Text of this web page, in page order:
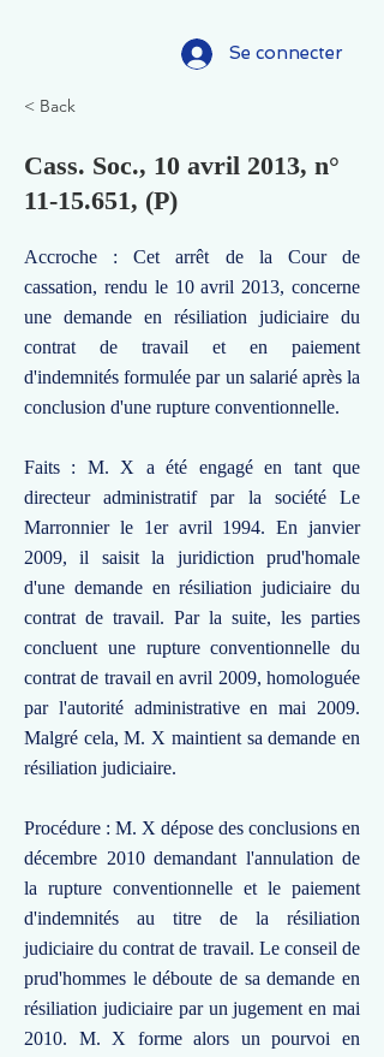
Se connecter
< Back
Cass. Soc., 10 avril 2013, n°
11-15.651, (P)
Accroche : Cet arrêt de la Cour de
cassation, rendu le 10 avril 2013, concerne
une demande en résiliation judiciaire du
contrat de travail et en paiement
d'indemnités formulée par un salarié après la
conclusion d'une rupture conventionnelle.
Faits : M. X a été engagé en tant que
directeur administratif par la société Le
Marronnier le 1er avril 1994. En janvier
2009, il saisit la juridiction prud'homale
d'une demande en résiliation judiciaire du
contrat de travail. Par la suite, les parties
concluent une rupture conventionnelle du
contrat de travail en avril 2009, homologuée
par l'autorité administrative en mai 2009.
Malgré cela, M. X maintient sa demande en
résiliation judiciaire.
Procédure : M. X dépose des conclusions en
décembre 2010 demandant l'annulation de
la rupture conventionnelle et le paiement
d'indemnités au titre de la résiliation
judiciaire du contrat de travail. Le conseil de
prud'hommes le déboute de sa demande en
résiliation judiciaire par un jugement en mai
2010. M. X forme alors un pourvoi en